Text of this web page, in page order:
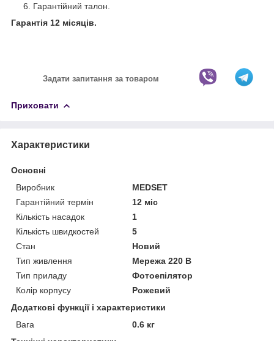
Гарантійний талон.
Гарантія 12 місяців.
Задати запитання за товаром
Приховати
Характеристики
Основні
Виробник
MEDSET
Гарантійний термін
12 міс
Кількість насадок
1
Кількість швидкостей
5
Стан
Новий
Тип живлення
Мережа 220 В
Тип приладу
Фотоепілятор
Колір корпусу
Рожевий
Додаткові функції і характеристики
Вага
0.6 кг